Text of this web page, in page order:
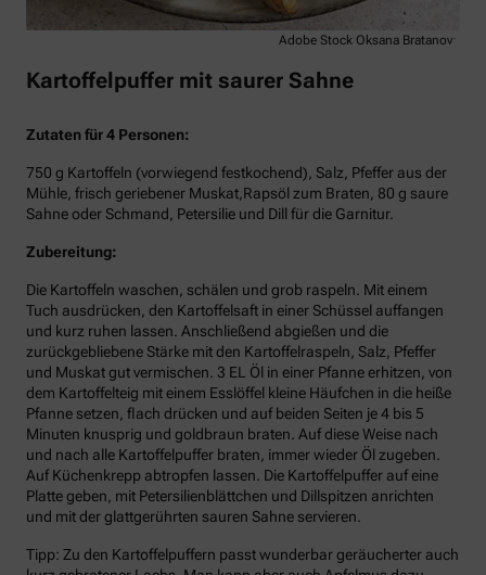
Adobe Stock Oksana Bratanova
Kartoffelpuffer mit saurer Sahne
Zutaten für 4 Personen:
750 g Kartoffeln (vorwiegend festkochend), Salz, Pfeffer aus der
Mühle, frisch geriebener Muskat,Rapsöl zum Braten, 80 g saure
Sahne oder Schmand, Petersilie und Dill für die Garnitur.
Zubereitung:
Die Kartoffeln waschen, schälen und grob raspeln. Mit einem
Tuch ausdrücken, den Kartoffelsaft in einer Schüssel auffangen
und kurz ruhen lassen. Anschließend abgießen und die
zurückgebliebene Stärke mit den Kartoffelraspeln, Salz, Pfeffer
und Muskat gut vermischen. 3 EL Öl in einer Pfanne erhitzen, von
dem Kartoffelteig mit einem Esslöffel kleine Häufchen in die heiße
Pfanne setzen, flach drücken und auf beiden Seiten je 4 bis 5
Minuten knusprig und goldbraun braten. Auf diese Weise nach
und nach alle Kartoffelpuffer braten, immer wieder Öl zugeben.
Auf Küchenkrepp abtropfen lassen. Die Kartoffelpuffer auf eine
Platte geben, mit Petersilienblättchen und Dillspitzen anrichten
und mit der glattgerührten sauren Sahne servieren.
Tipp: Zu den Kartoffelpuffern passt wunderbar geräucherter auch